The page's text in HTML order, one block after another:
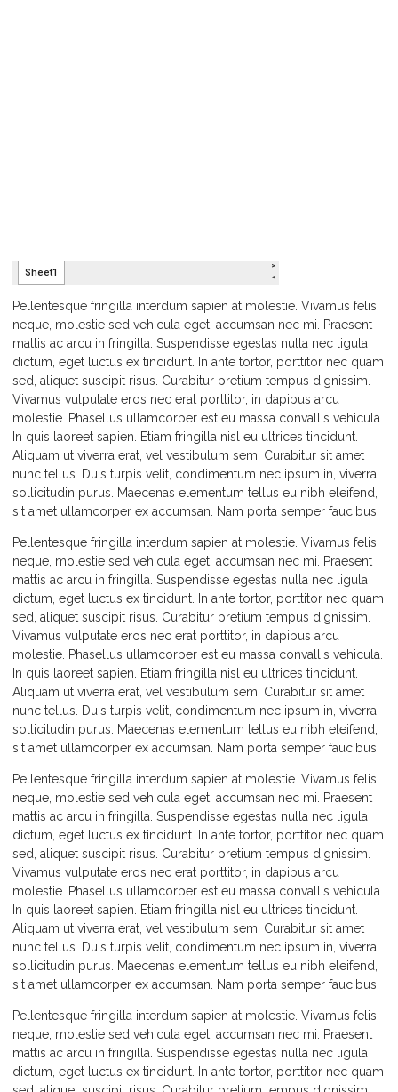
Pellentesque fringilla interdum sapien at molestie. Vivamus felis
neque, molestie sed vehicula eget, accumsan nec mi. Praesent
mattis ac arcu in fringilla. Suspendisse egestas nulla nec ligula
dictum, eget luctus ex tincidunt. In ante tortor, porttitor nec quam
sed, aliquet suscipit risus. Curabitur pretium tempus dignissim.
Vivamus vulputate eros nec erat porttitor, in dapibus arcu
molestie. Phasellus ullamcorper est eu massa convallis vehicula.
In quis laoreet sapien. Etiam fringilla nisl eu ultrices tincidunt.
Aliquam ut viverra erat, vel vestibulum sem. Curabitur sit amet
nunc tellus. Duis turpis velit, condimentum nec ipsum in, viverra
sollicitudin purus. Maecenas elementum tellus eu nibh eleifend,
sit amet ullamcorper ex accumsan. Nam porta semper faucibus.
Pellentesque fringilla interdum sapien at molestie. Vivamus felis
neque, molestie sed vehicula eget, accumsan nec mi. Praesent
mattis ac arcu in fringilla. Suspendisse egestas nulla nec ligula
dictum, eget luctus ex tincidunt. In ante tortor, porttitor nec quam
sed, aliquet suscipit risus. Curabitur pretium tempus dignissim.
Vivamus vulputate eros nec erat porttitor, in dapibus arcu
molestie. Phasellus ullamcorper est eu massa convallis vehicula.
In quis laoreet sapien. Etiam fringilla nisl eu ultrices tincidunt.
Aliquam ut viverra erat, vel vestibulum sem. Curabitur sit amet
nunc tellus. Duis turpis velit, condimentum nec ipsum in, viverra
sollicitudin purus. Maecenas elementum tellus eu nibh eleifend,
sit amet ullamcorper ex accumsan. Nam porta semper faucibus.
Pellentesque fringilla interdum sapien at molestie. Vivamus felis
neque, molestie sed vehicula eget, accumsan nec mi. Praesent
mattis ac arcu in fringilla. Suspendisse egestas nulla nec ligula
dictum, eget luctus ex tincidunt. In ante tortor, porttitor nec quam
sed, aliquet suscipit risus. Curabitur pretium tempus dignissim.
Vivamus vulputate eros nec erat porttitor, in dapibus arcu
molestie. Phasellus ullamcorper est eu massa convallis vehicula.
In quis laoreet sapien. Etiam fringilla nisl eu ultrices tincidunt.
Aliquam ut viverra erat, vel vestibulum sem. Curabitur sit amet
nunc tellus. Duis turpis velit, condimentum nec ipsum in, viverra
sollicitudin purus. Maecenas elementum tellus eu nibh eleifend,
sit amet ullamcorper ex accumsan. Nam porta semper faucibus.
Pellentesque fringilla interdum sapien at molestie. Vivamus felis
neque, molestie sed vehicula eget, accumsan nec mi. Praesent
mattis ac arcu in fringilla. Suspendisse egestas nulla nec ligula
dictum, eget luctus ex tincidunt. In ante tortor, porttitor nec quam